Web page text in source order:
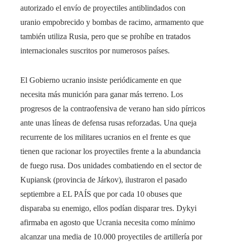
autorizado el envío de proyectiles antiblindados con
uranio empobrecido y bombas de racimo, armamento que
también utiliza Rusia, pero que se prohíbe en tratados
internacionales suscritos por numerosos países.
El Gobierno ucranio insiste periódicamente en que
necesita más munición para ganar más terreno. Los
progresos de la contraofensiva de verano han sido pírricos
ante unas líneas de defensa rusas reforzadas. Una queja
recurrente de los militares ucranios en el frente es que
tienen que racionar los proyectiles frente a la abundancia
de fuego rusa. Dos unidades combatiendo en el sector de
Kupiansk (provincia de Járkov), ilustraron el pasado
septiembre a EL PAÍS que por cada 10 obuses que
disparaba su enemigo, ellos podían disparar tres. Dykyi
afirmaba en agosto que Ucrania necesita como mínimo
alcanzar una media de 10.000 proyectiles de artillería por